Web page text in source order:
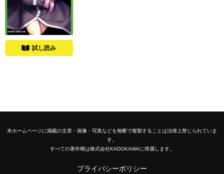
試し読み
本ホームページに掲載の文章・画像・写真などを無断で複製することは法律上禁じられていま
す。
すべての著作権は株式会社KADOKAWAに帰属します。
プライバシーポリシー